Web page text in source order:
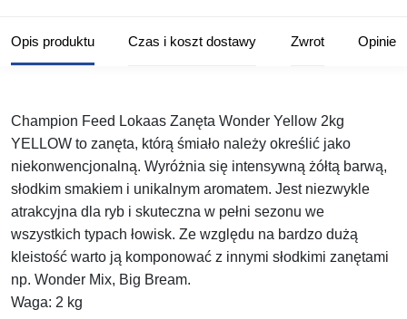
Opis produktu Czas i koszt dostawy Zwrot Opinie
Champion Feed Lokaas Zanęta Wonder Yellow 2kg
YELLOW to zanęta, którą śmiało należy określić jako
niekonwencjonalną. Wyróżnia się intensywną żółtą barwą,
słodkim smakiem i unikalnym aromatem. Jest niezwykle
atrakcyjna dla ryb i skuteczna w pełni sezonu we
wszystkich typach łowisk. Ze względu na bardzo dużą
kleistość warto ją komponować z innymi słodkimi zanętami
np. Wonder Mix, Big Bream.
Waga: 2 kg